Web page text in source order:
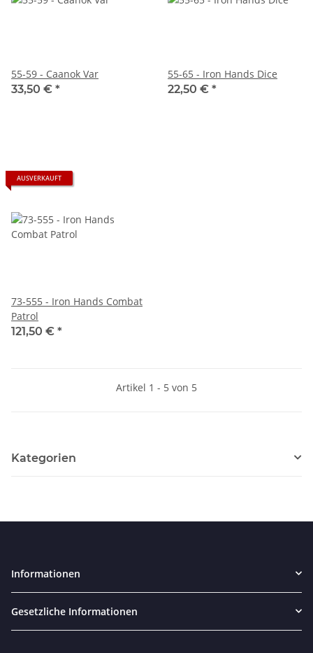
55-59 - Caanok Var
33,50 € *
55-65 - Iron Hands Dice
22,50 € *
AUSVERKAUFT
73-555 - Iron Hands Combat
Patrol
121,50 € *
Artikel 1 - 5 von 5
Kategorien
Informationen
Gesetzliche Informationen